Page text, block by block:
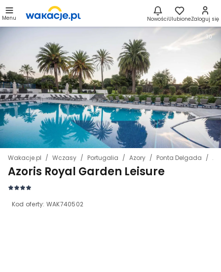
Menu NowościUlubioneZaloguj się
Wakacje.pl Wczasy Portugalia Azory Ponta Delgada
Azoris Royal Garden Leisure
Kod oferty: WAK740502
30